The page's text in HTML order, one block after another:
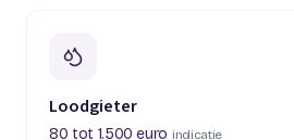
Loodgieter
80 tot 1.500 euro indicatie